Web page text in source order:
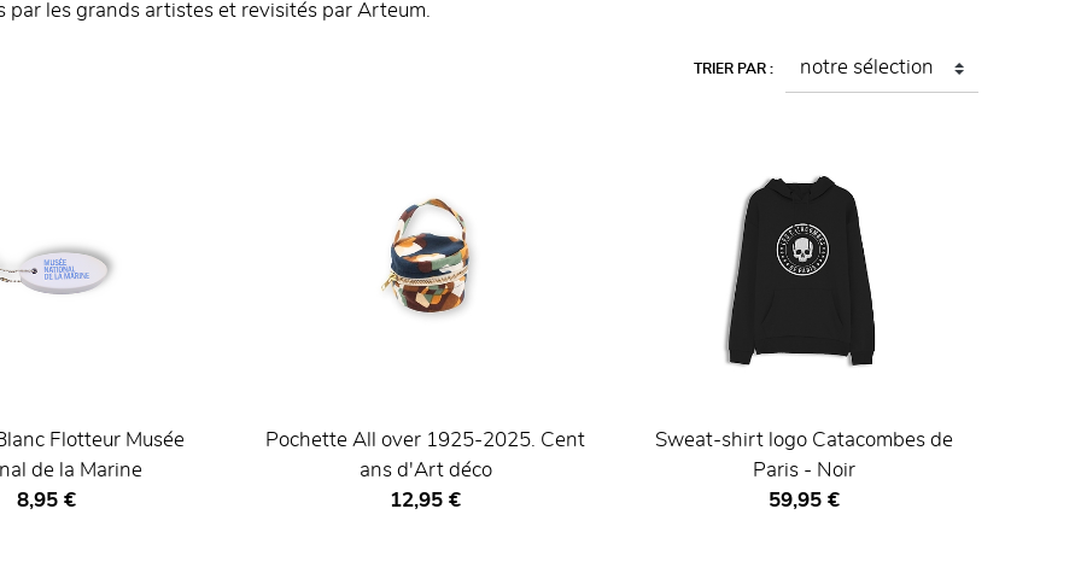
les grands artistes et revisités par Arteum.
TRIER PAR :
Flotteur Musée
de la Marine
Prix ​​actuel
8,95 €
Pochette All over 1925-2025. Cent
ans d'Art déco
Prix ​​actuel
12,95 €
Sweat-shirt logo Catacombes de
Paris - Noir
Prix ​​actuel
59,95 €